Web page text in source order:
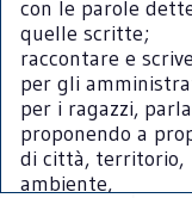
con le parole
quelle scritte;
raccontare e
per gli
per i ragazzi,
proponendo a
di città, territorio,
ambiente,